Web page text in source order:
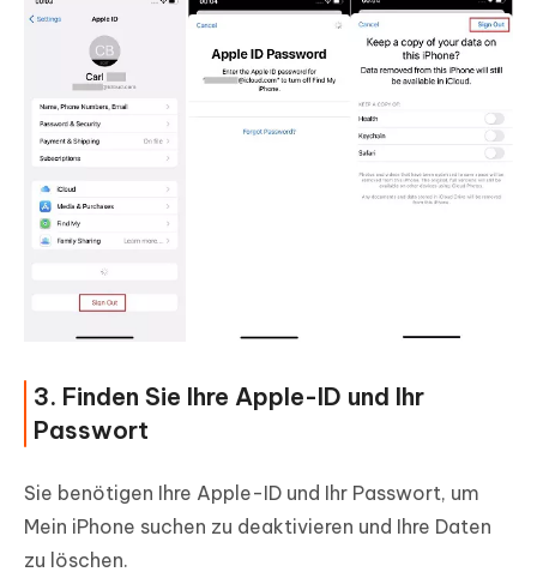
3. Finden Sie Ihre Apple-ID und Ihr
Passwort
Sie benötigen Ihre Apple-ID und Ihr Passwort, um
Mein iPhone suchen zu deaktivieren und Ihre Daten
zu löschen.